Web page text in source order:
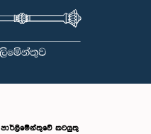
පාර්ලිමේන්තුවේ කටයුතු